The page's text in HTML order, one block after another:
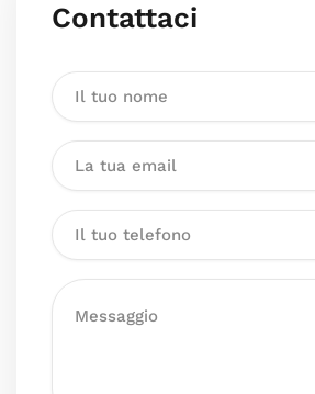
Contattaci